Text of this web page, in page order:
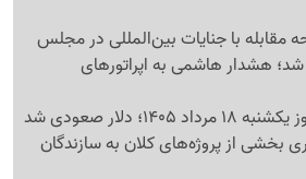
مقابله با جنایات بین‌المللی در مجلس
شد؛ هشدار هاشمی به اپراتورهای
دلار صعودی شد
بخشی از پروژه‌های کلان به سازندگان